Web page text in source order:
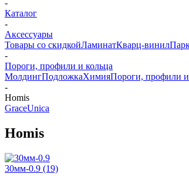
-
Каталог
-
Аксессуары
Товары со скидкойЛаминатКварц-винил
-
Пороги, профили и кольца
МолдингПодложкаХимияПороги, профили и
-
Homis
GraceUnica
Homis
30мм-0.9 (19)